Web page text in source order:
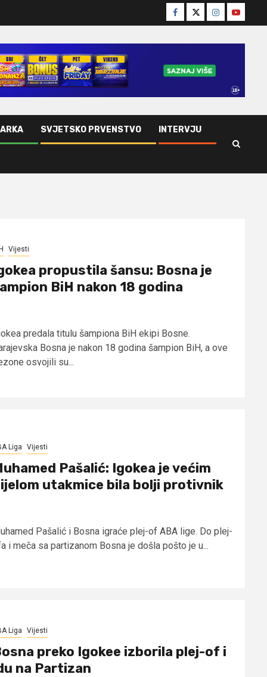
Facebook
TwitterInstagram
Youtube
SVJETSKO PRVENSTVO INTERVJU
Vijesti
propustila šansu: Bosna je
BiH nakon 18 godina
predala titulu šampiona BiH ekipi Bosne.
Bosna je nakon 18 godina šampion BiH, a ove
osvojili su...
Liga Vijesti
Pašalić: Igokea je većim
utakmice bila bolji protivnik
Pašalić i Bosna igraće plej-of ABA lige. Do plej-
i meča sa partizanom Bosna je došla pošto je u...
Liga Vijesti
preko Igokee izborila plej-of i
na Partizan